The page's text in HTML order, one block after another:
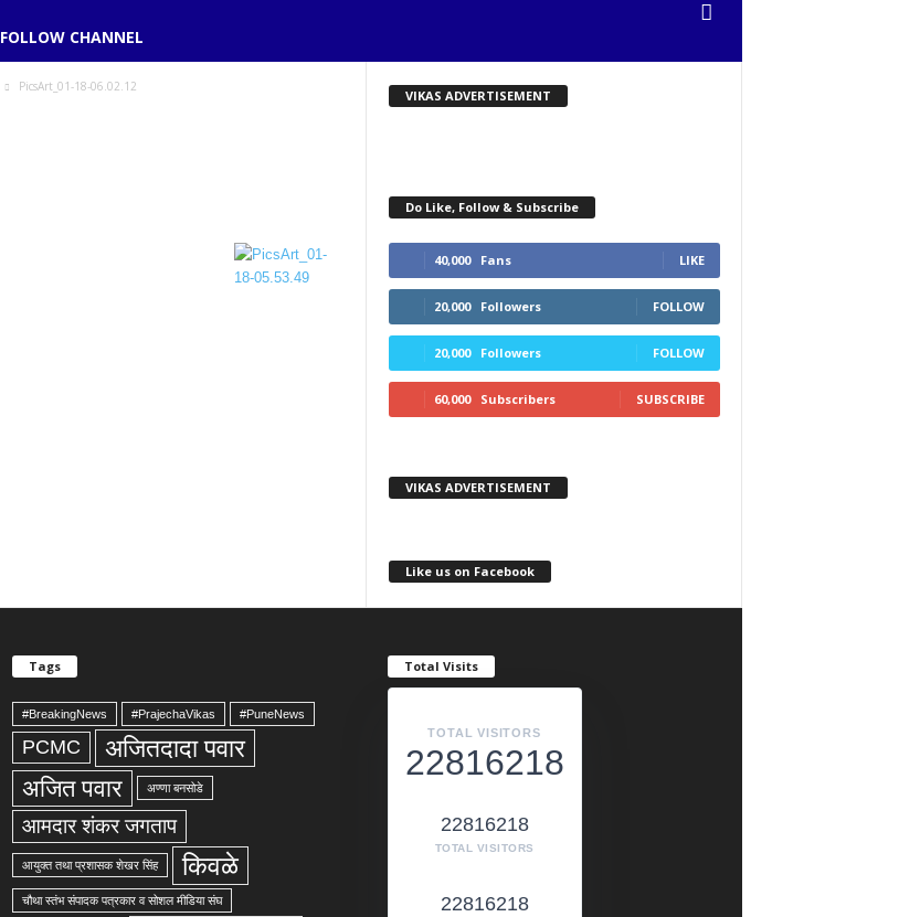
FOLLOW CHANNEL
PicsArt_01-18-06.02.12
VIKAS ADVERTISEMENT
Do Like, Follow & Subscribe
40,000 Fans LIKE
20,000 Followers FOLLOW
20,000 Followers FOLLOW
60,000 Subscribers SUBSCRIBE
VIKAS ADVERTISEMENT
Like us on Facebook
Tags
#BreakingNews #PrajechaVikas #PuneNews
PCMC अजितदादा पवार
अजित पवार अण्णा बनसोडे
आमदार शंकर जगताप
आयुक्त तथा प्रशासक शेखर सिंह किवळे
चौथा स्तंभ संपादक पत्रकार व सोशल मीडिया संघ
Total Visits
TOTAL VISITORS
22816218
22816218
TOTAL VISITORS
22816218